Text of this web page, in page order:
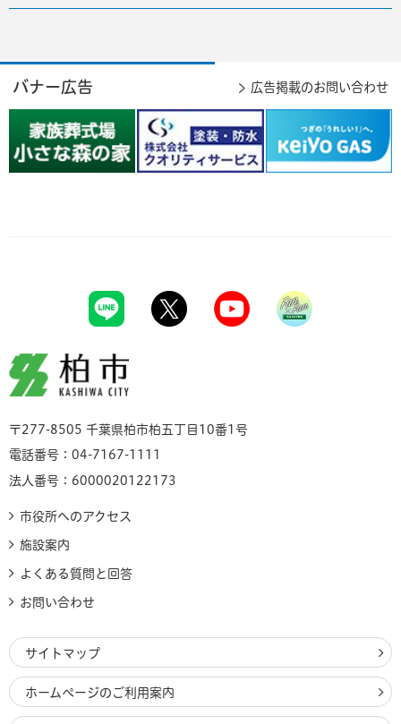
バナー広告 広告掲載のお問い合わせ
柏市
〒277-8505 千葉県柏市柏五丁目10番1号
電話番号：04-7167-1111
法人番号：6000020122173
市役所へのアクセス
施設案内
よくある質問と回答
お問い合わせ
サイトマップ
ホームページのご利用案内